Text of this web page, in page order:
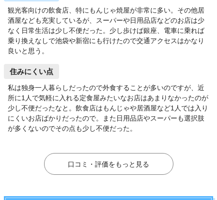
観光客向けの飲食店、特にもんじゃ焼屋が非常に多い。その他居
酒屋なども充実しているが、スーパーや日用品店などのお店は少
なく日常生活は少し不便だった。少し歩けば銀座、電車に乗れば
乗り換えなしで池袋や新宿にも行けたので交通アクセスはかなり
良いと思う。
住みにくい点
私は独身一人暮らしだったので外食することが多いのですが、近
所に1人で気軽に入れる定食屋みたいなお店はあまりなかったのが
少し不便だったなと。飲食店はもんじゃや居酒屋など1人では入り
にくいお店ばかりだったので。また日用品店やスーパーも選択肢
が多くないのでその点も少し不便だった。
口コミ・評価をもっと見る